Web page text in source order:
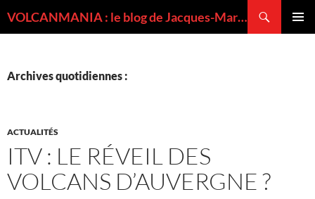
VOLCANMANIA : le blog de Jacques-Marie BARDINTZEFF, volcanologue
Archives quotidiennes :
ACTUALITÉS
ITV : LE RÉVEIL DES
VOLCANS D’AUVERGNE ?